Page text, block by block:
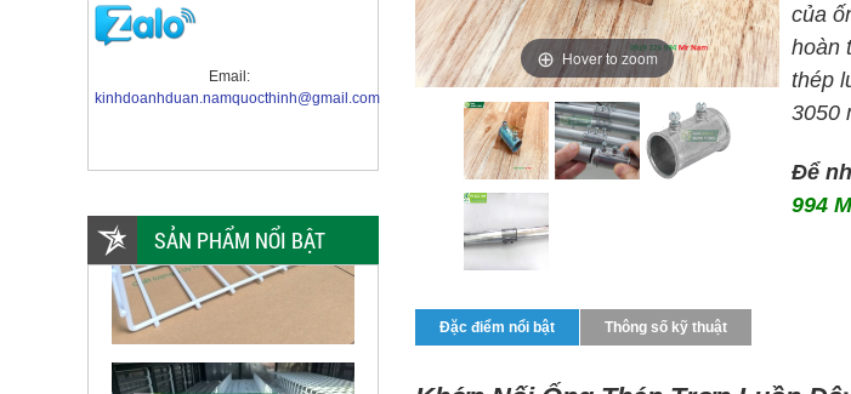
Email:
kinhdoanhduan.namquocthinh@gmail.com
SẢN PHẨM NỔI BẬT
Hover to zoom
của
hoàn
thép
3050
Để
994
Đặc điểm nổi bật Thông số kỹ thuật